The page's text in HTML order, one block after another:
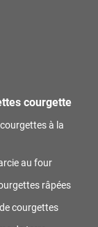
courgette
à la
au four
râpées
courgettes